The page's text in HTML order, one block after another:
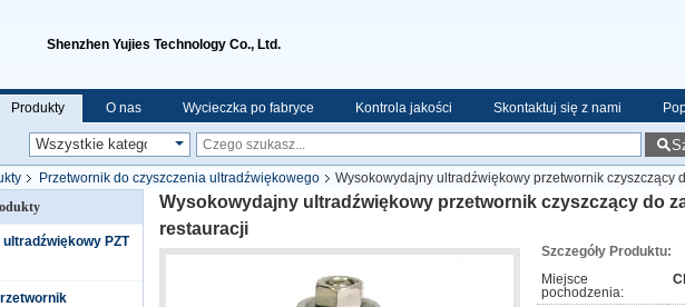
Shenzhen Yujies Technology Co., Ltd.
Produkty O nas Wycieczka po fabryce Kontrola jakości Skontaktuj się z nami
Przetwornik do czyszczenia ultradźwiękowego
Wysokowydajny ultradźwiękowy przetwornik czyszczący
PZT
Wysokowydajny ultradźwiękowy przetwornik czyszczący do
restauracji
Szczegóły Produktu:
Miejsce
pochodzenia: